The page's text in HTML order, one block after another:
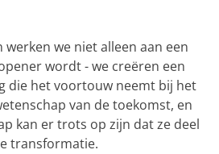
we niet alleen aan een
wordt - we creëren een
die het voortouw neemt bij het
van de toekomst, en
kan er trots op zijn dat ze deel
transformatie.